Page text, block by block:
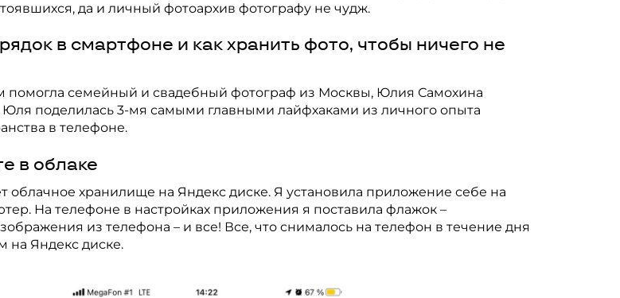
да и личный фотоархив фотографу не чудж.
в смартфоне и как хранить фото, чтобы ничего не
помогла семейный и свадебный фотограф из Москвы, Юлия Самохина
поделилась 3-мя самыми главными лайфхаками из личного опыта
в телефоне.
в облаке
облачное хранилище на Яндекс диске. Я установила приложение себе на
На телефоне в настройках приложения я поставила флажок –
из телефона – и все! Все, что снималось на телефон в течение дня
на Яндекс диске.